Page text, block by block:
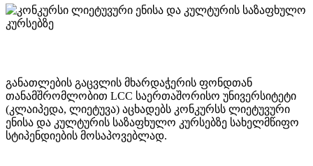
განათლების გაცვლის მხარდაჭერის ფონდთან
თანამშრომლობით LCC საერთაშორისო უნივერსიტეტი
(კლაიპედა, ლიეტუვა) აცხადებს კონკურსს ლიეტუვური
ენისა და კულტურის საზაფხულო კურსებზე სახელმწიფო
სტიპენდიების მოსაპოვებლად.